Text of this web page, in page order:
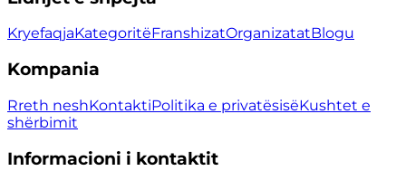
KryefaqjaKategoritëFranshizatOrganizatatBlogu
Kompania
Rreth neshKontaktiPolitika e privatësisëKushtet e
shërbimit
Informacioni i kontaktit